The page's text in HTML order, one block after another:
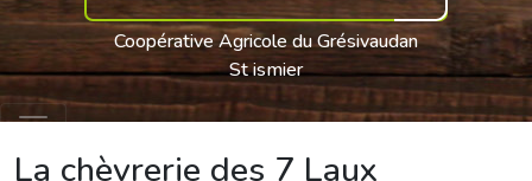
Coopérative Agricole du Grésivaudan
St ismier
La chèvrerie des 7 Laux